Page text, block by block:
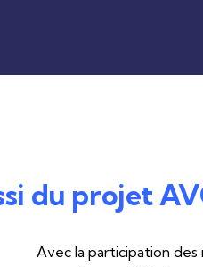
du projet
Avec la participation